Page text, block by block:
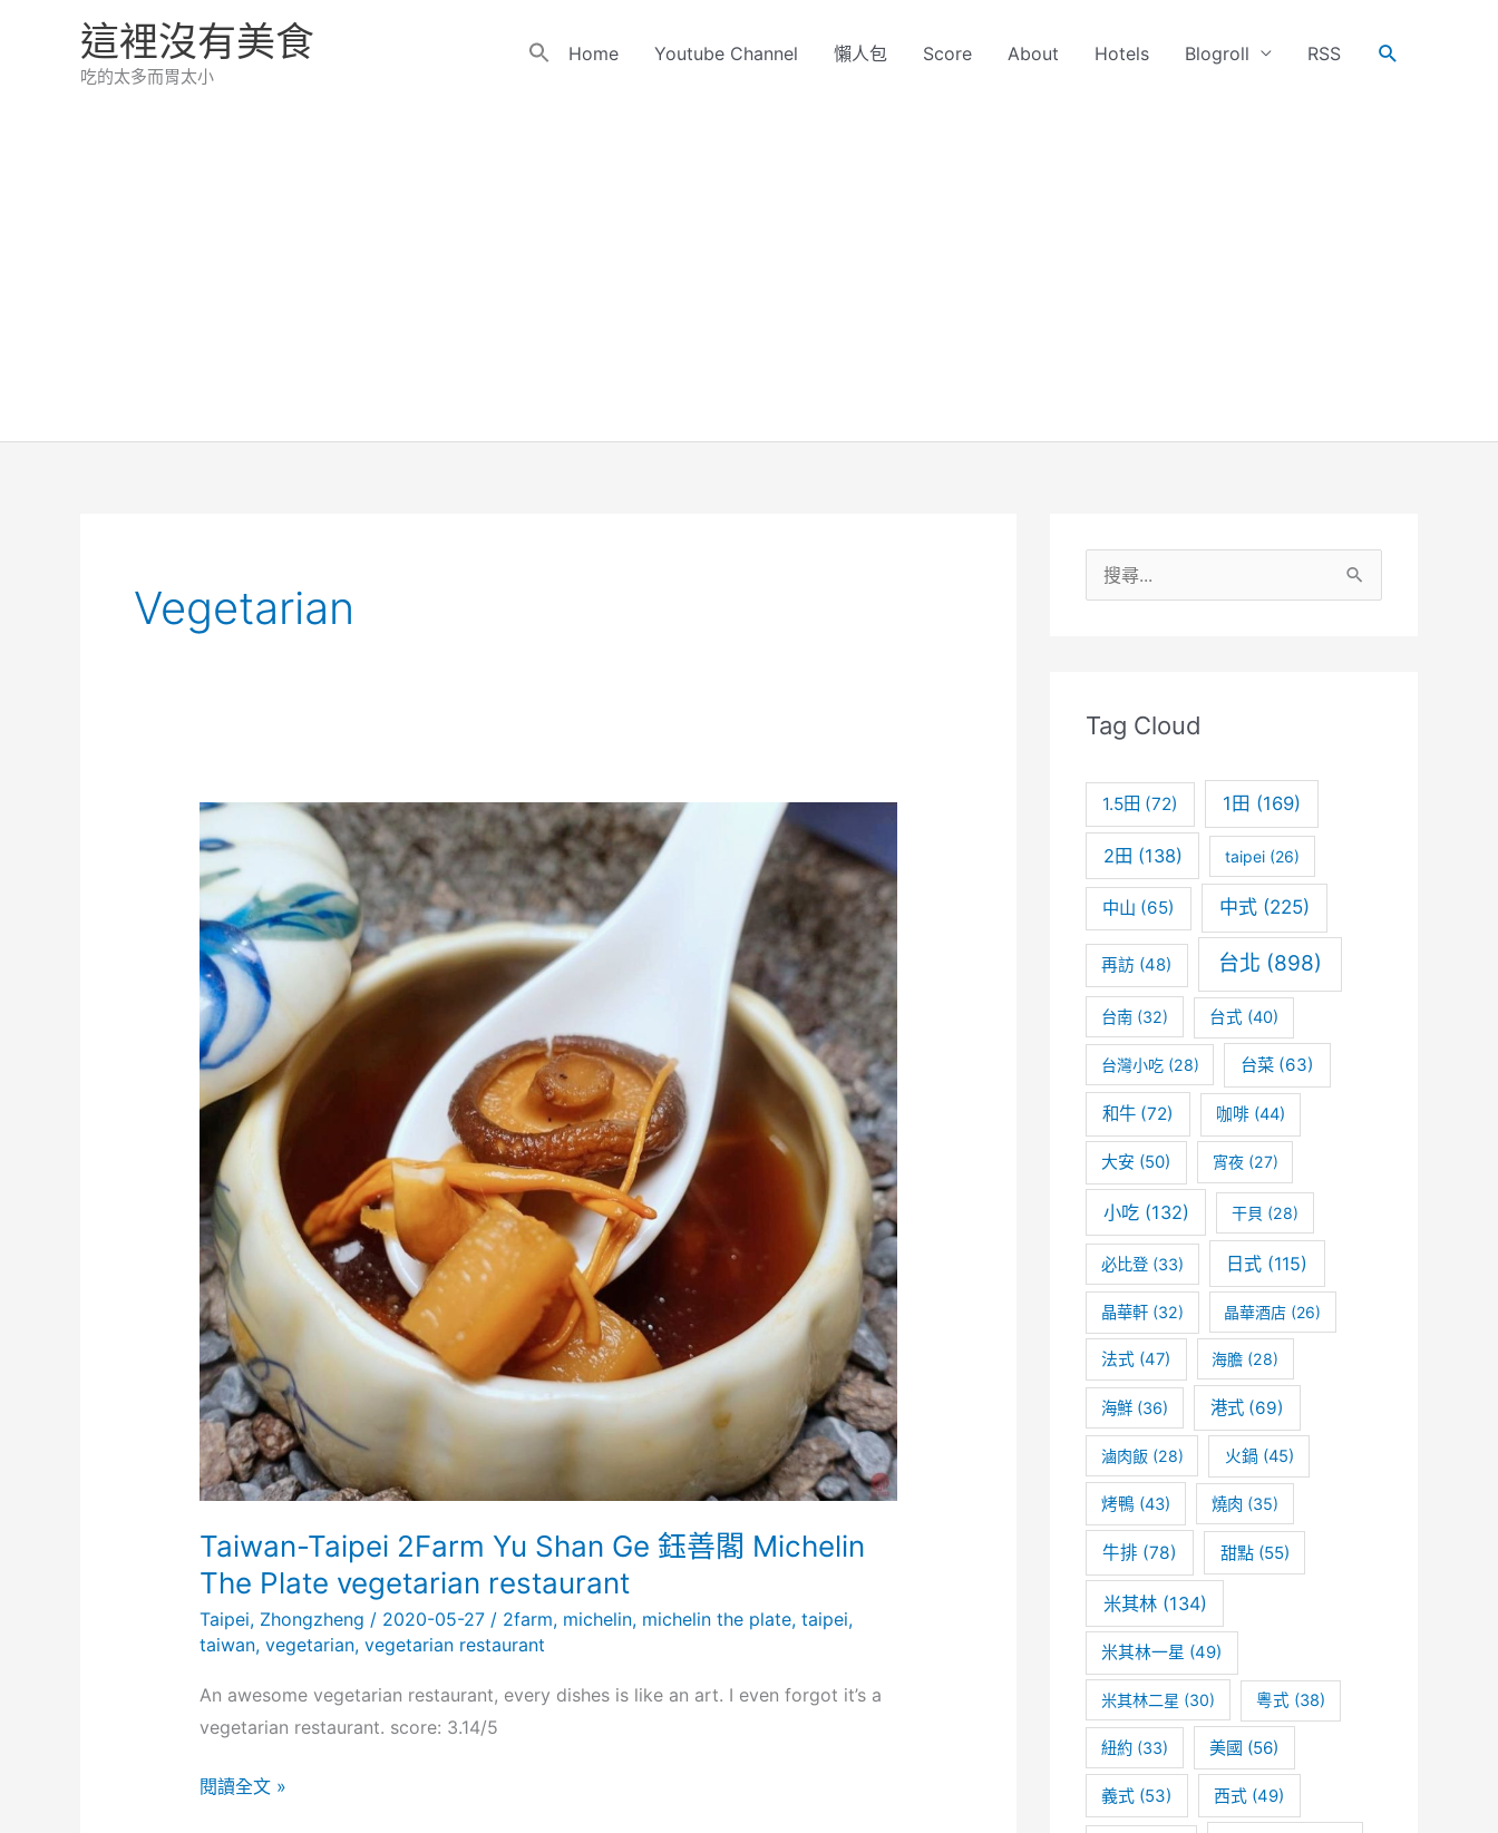
這裡沒有美食
吃的太多而胃太小
Home Youtube Channel 懶人包 Score About Hotels Blogroll RSS
搜
Vegetarian
Taiwan-Taipei 2Farm Yu Shan Ge 鈺善閣 Michelin
The Plate vegetarian restaurant
Taipei, Zhongzheng / 2020-05-27 / 2farm, michelin, michelin the plate, taipei,
taiwan, vegetarian, vegetarian restaurant
An awesome vegetarian restaurant, every dishes is like an art. I even forgot it’s a
vegetarian restaurant. score: 3.14/5
Taiwan-
閱讀全文 »
尋
Tag Cloud
1.5田 (72) 1田 (169)
2田 (138) taipei(26)
中山 (65) 中式(225)
再訪 (48) 台北 (898)
台南(32) 台式 (40)
台灣小吃(28) 台菜 (63)
和牛(72) 咖啡(44)
大安 (50) 宵夜(27)
小吃(132) 干貝 (28)
必比登(33) 日式 (115)
晶華軒(32) 晶華酒店 (26)
法式 (47) 海膽 (28)
海鮮 (36) 港式(69)
滷肉飯 (28) 火鍋 (45)
烤鴨 (43) 燒肉 (35)
牛排 (78) 甜點(55)
米其林(134)
米其林一星 (49)
米其林二星 (30) 粵式 (38)
紐約(33) 美國 (56)
義式 (53) 西式 (49)